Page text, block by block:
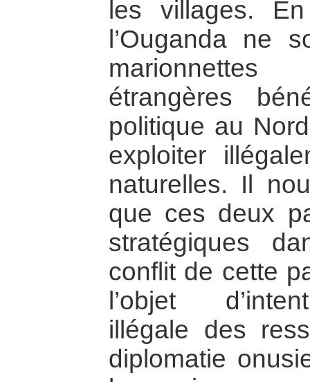
les villages.
l’Ouganda ne
étrangères
politique au
exploiter
naturelles. Il
que ces deux
stratégiques
conflit de cette
l’objet
illégale des
diplomatie